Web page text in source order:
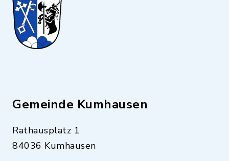
Gemeinde Kumhausen
Rathausplatz 1
84036 Kumhausen